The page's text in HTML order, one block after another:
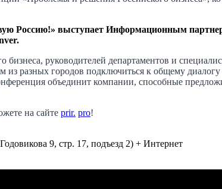
выступает Информационным
бизнеса, руководителей департаментов и
разных городов подключиться к общему
объединит компании, способные
на сайте prir. pro!
9, стр. 17, подъезд 2) + Интернет